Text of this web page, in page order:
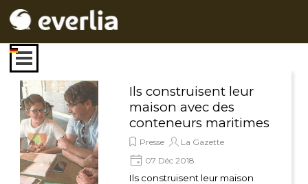
Sauter le menu
Ils construisent leur
maison avec des
conteneurs maritimes
Presse
La Gazette
07 Déc 2018
Ils construisent leur maison